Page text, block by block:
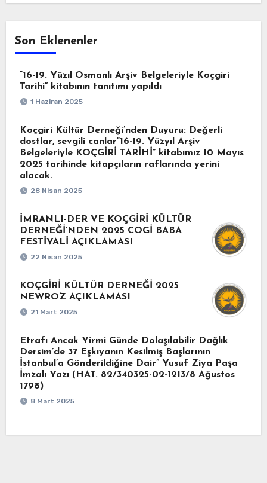
Son Eklenenler
“16-19. Yüzıl Osmanlı Arşiv Belgeleriyle Koçgiri
Tarihi” kitabının tanıtımı yapıldı
1 Haziran 2025
Koçgiri Kültür Derneği’nden Duyuru: Değerli
dostlar, sevgili canlar“16-19. Yüzyıl Arşiv
Belgeleriyle KOÇGİRİ TARİHİ” kitabımız 10 Mayıs
2025 tarihinde kitapçıların raflarında yerini
alacak.
28 Nisan 2025
İMRANLI-DER VE KOÇGİRİ KÜLTÜR
DERNEĞİ’NDEN 2025 COGİ BABA
FESTİVALİ AÇIKLAMASI
22 Nisan 2025
KOÇGİRİ KÜLTÜR DERNEĞİ 2025
NEWROZ AÇIKLAMASI
21 Mart 2025
Etrafı Ancak Yirmi Günde Dolaşılabilir Dağlık
Dersim’de 37 Eşkıyanın Kesilmiş Başlarının
İstanbul’a Gönderildiğine Dair” Yusuf Ziya Paşa
İmzalı Yazı (HAT. 82/340325-02-1213/8 Ağustos
1798)
8 Mart 2025